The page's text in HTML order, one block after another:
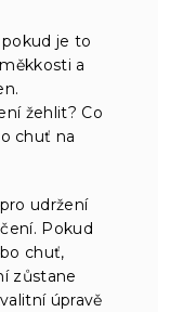
je to
a
žehlit? Co
chuť na
udržení
Pokud
chuť,
zůstane
úpravě